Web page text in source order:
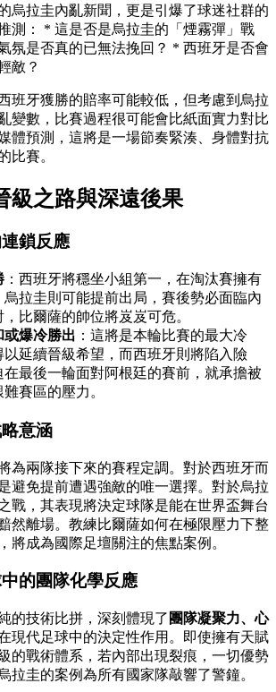
烏拉圭內亂新聞，更是引爆了球迷社群的
測： * 這是否是烏拉圭的「煙霧彈」戰
氛是否真的已無法挽回？ * 西班牙是否會
敵？
班牙獲勝的賠率可能較低，但考慮到烏拉
變數，比賽過程很可能會比紙面實力對比
體預測，這將是一場節奏緊湊、身體對抗
比賽。
級之路與深遠後果
鎖反應
：西班牙將穩坐小組第一，在淘汰賽擁有
拉圭則可能提前出局，賽後勢必面臨內
比爾薩的帥位將岌岌可危。
或爆冷勝出 ：這將是本輪比賽的最大冷
以延續晉級希望，而西班牙則將陷入險
最後一輪面對阿根廷的賽前，就承擔被
賽區的壓力。
意涵
為兩隊接下來的賽程定調。對於西班牙而
避免提前遭遇強敵的唯一選擇。對於烏拉
戰，其表現將決定球隊是能在世界盃舞台
然離場。教練比爾薩如何在極限壓力下整
將成為國際足壇關注的焦點案例。
的團隊化學反應
的技術比拼，深刻體現了 團隊凝聚力、心
現代足球中的決定性作用。即使擁有天賦
的戰術體系，若內部出現裂痕，一切優勢
拉圭的案例為所有國家隊敲響了警鐘。